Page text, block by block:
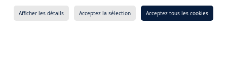
Devis →
Afficher les détails Acceptez la sélection Acceptez tous les cookies